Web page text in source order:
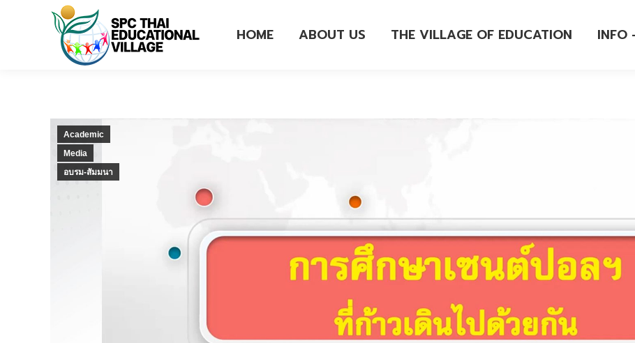
HOME ABOUT US THE VILLAGE OF EDUCATION INFO
Academic
Media
อบรม-สัมมนา